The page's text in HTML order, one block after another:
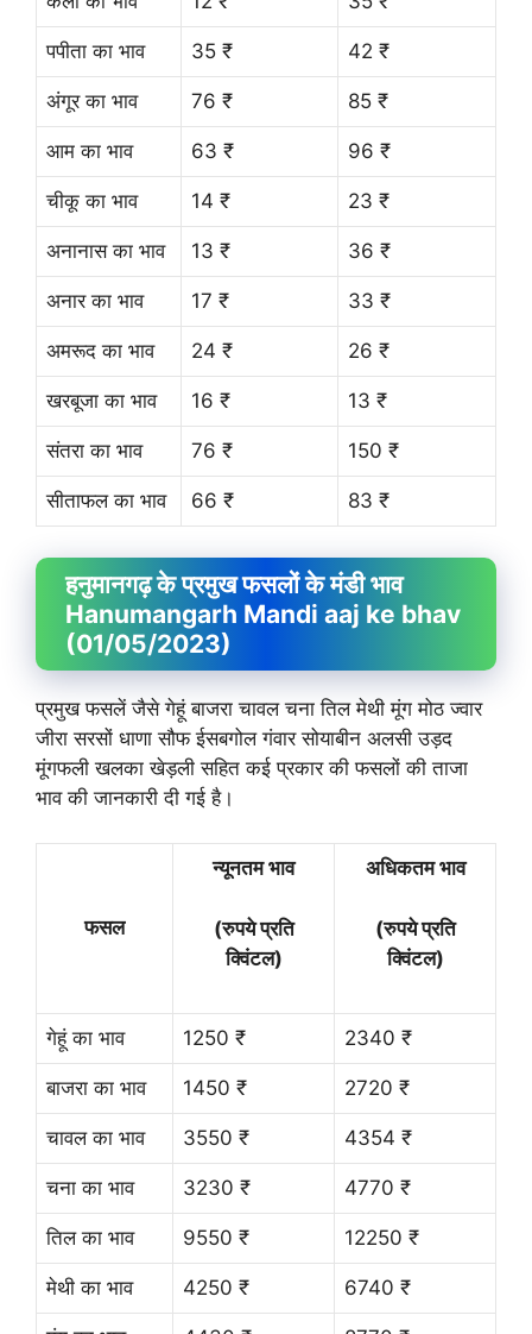
पपीता का भाव 35 ₹ 42 ₹
अंगूर का भाव 76 ₹ 85 ₹
आम का भाव 63 ₹ 96 ₹
चीकू का भाव 14 ₹ 23 ₹
अनानास का भाव 13 ₹ 36 ₹
अनार का भाव 17 ₹ 33 ₹
अमरूद का भाव 24 ₹ 26 ₹
खरबूजा का भाव 16 ₹ 13 ₹
संतरा का भाव 76 ₹ 150 ₹
सीताफल का भाव 66 ₹ 83 ₹
हनुमानगढ़ के प्रमुख फसलों के मंडी भाव
Hanumangarh Mandi aaj ke bhav
(01/05/2023)
प्रमुख फसलें जैसे गेहूं बाजरा चावल चना तिल मेथी मूंग मोठ ज्वार
जीरा सरसों धाणा सौफ ईसबगोल गंवार सोयाबीन अलसी उड़द
मूंगफली खलका खेड़ली सहित कई प्रकार की फसलों की ताजा
भाव की जानकारी दी गई है।
फसल
न्यूनतम भाव
(रुपये प्रति
क्विंटल)
अधिकतम भाव
(रुपये प्रति
क्विंटल)
गेहूं का भाव 1250 ₹ 2340 ₹
बाजरा का भाव 1450 ₹ 2720 ₹
चावल का भाव 3550 ₹ 4354 ₹
चना का भाव 3230 ₹ 4770 ₹
तिल का भाव 9550 ₹ 12250 ₹
मेथी का भाव 4250 ₹ 6740 ₹